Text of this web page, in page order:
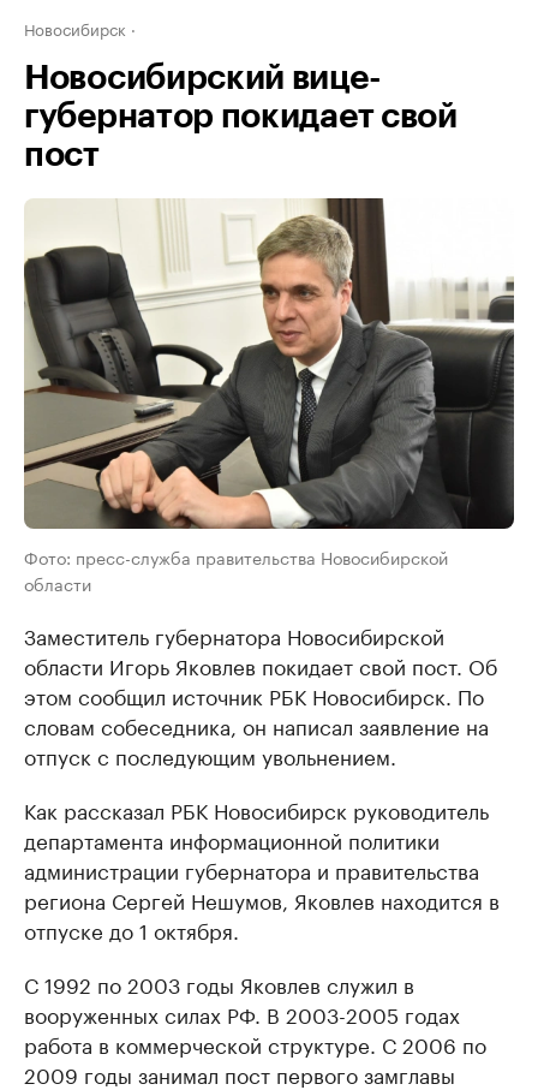
Новосибирск
Новосибирский вице-
губернатор покидает свой
пост
Фото: пресс-служба правительства Новосибирской
области
Заместитель губернатора Новосибирской
области Игорь Яковлев покидает свой пост. Об
этом сообщил источник РБК Новосибирск. По
словам собеседника, он написал заявление на
отпуск с последующим увольнением.
Как рассказал РБК Новосибирск руководитель
департамента информационной политики
администрации губернатора и правительства
региона Сергей Нешумов, Яковлев находится в
отпуске до 1 октября.
С 1992 по 2003 годы Яковлев служил в
вооруженных силах РФ. В 2003-2005 годах
работа в коммерческой структуре. С 2006 по
2009 годы занимал пост первого замглавы